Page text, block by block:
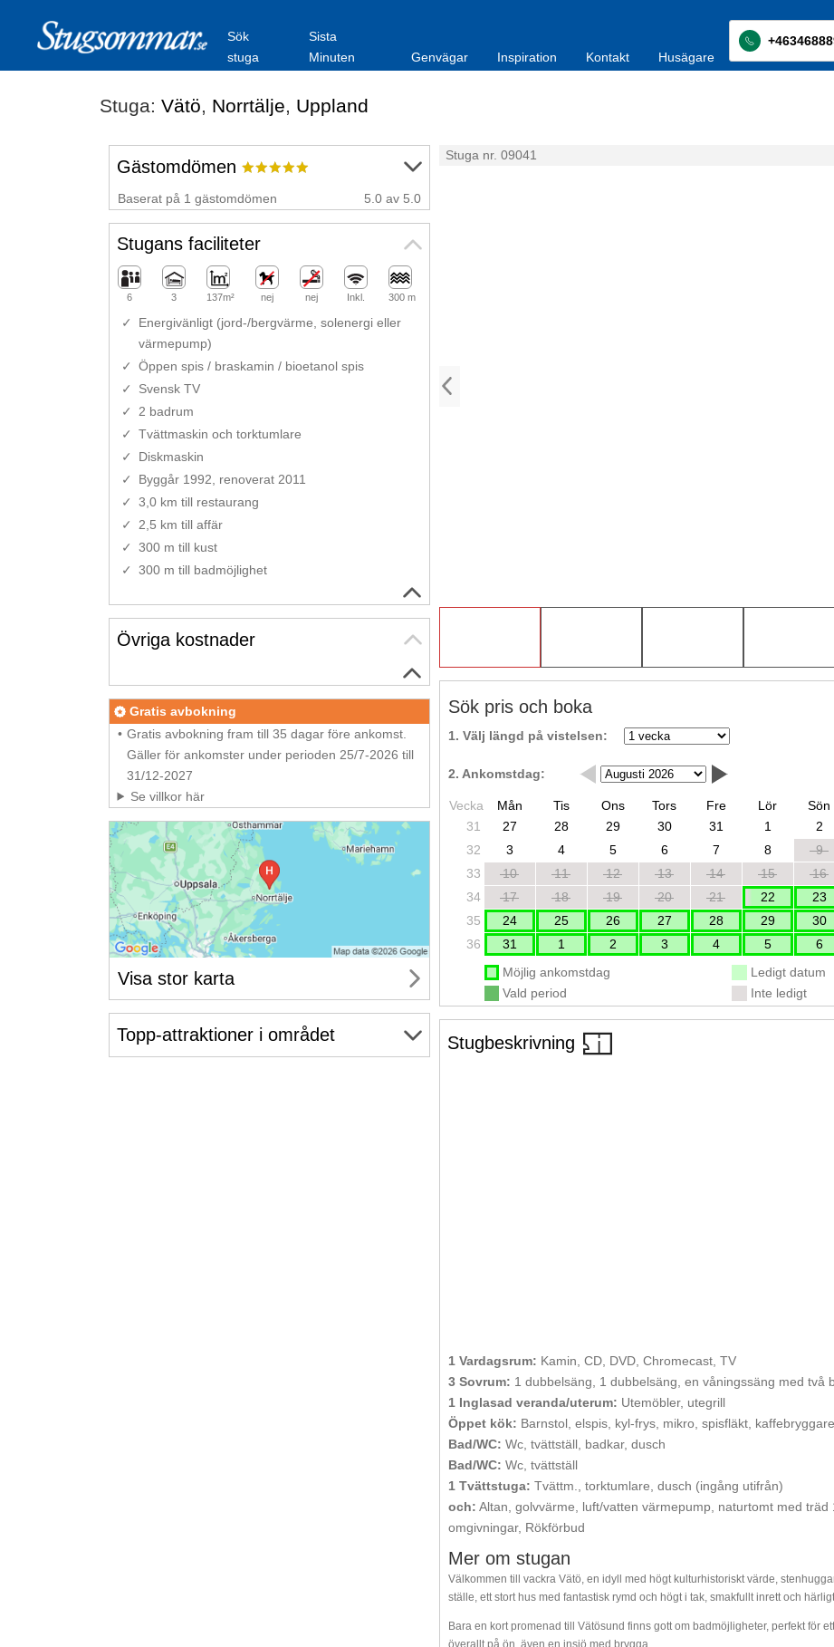
Sök
stuga
Sista
Minuten
Genvägar Inspiration Kontakt Husägare
Stuga: Vätö, Norrtälje, Uppland
Stuga nr. 09041
Sök pris och boka
1. Välj längd på vistelsen:
2. Ankomstdag:
Vecka Mån Tis Ons Tors Fre Lör
Sön
31
27 28 29 30 31 1
2
32
3 4 5 6 7 8
9
33
10 11 12 13 14 15
16
34
17 18 19 20 21 22
23
35
24 25 26 27 28 29
30
36
31 1 2 3 4 5
6
Möjlig ankomstdag
Vald period
Ledigt datum
Inte ledigt
Stugbeskrivning
1 Vardagsrum: Kamin, CD, DVD, Chromecast, TV
3 Sovrum: 1 dubbelsäng, 1 dubbelsäng, en våningssäng med två
1 Inglasad veranda/uterum: Utemöbler, utegrill
Öppet kök: Barnstol, elspis, kyl-frys, mikro, spisfläkt,
Bad/WC: Wc, tvättställ, badkar, dusch
Bad/WC: Wc, tvättställ
1 Tvättstuga: Tvättm., torktumlare, dusch (ingång utifrån)
och: Altan, golvvärme, luft/vatten värmepump, naturtomt med
omgivningar, Rökförbud
Mer om stugan
Välkommen till vackra Vätö, en idyll med högt kulturhistoriskt värde,
ställe, ett stort hus med fantastisk rymd och högt i tak, smakfullt inrett och
Bara en kort promenad till Vätösund finns gott om badmöjligheter, perfekt för
överallt på ön, även en insjö med brygga.
Gästomdömen
Baserat på 1 gästomdömen 5.0 av 5.0
Stugans faciliteter
6 3 137m² nej nej Inkl. 300 m
Energivänligt (jord-/bergvärme, solenergi eller
värmepump)
Öppen spis / braskamin / bioetanol spis
Svensk TV
2 badrum
Tvättmaskin och torktumlare
Diskmaskin
Byggår 1992, renoverat 2011
3,0 km till restaurang
2,5 km till affär
300 m till kust
300 m till badmöjlighet
Övriga kostnader
Gratis avbokning
Gratis avbokning fram till 35 dagar före ankomst.
Gäller för ankomster under perioden 25/7-2026 till
31/12-2027
Se villkor här
Visa stor karta
Topp-attraktioner i området